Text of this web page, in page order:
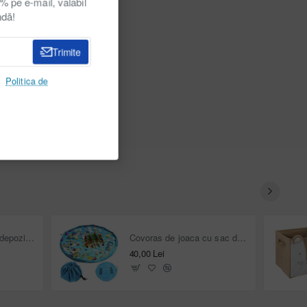
Trimite
Politica de
40,00 Lei